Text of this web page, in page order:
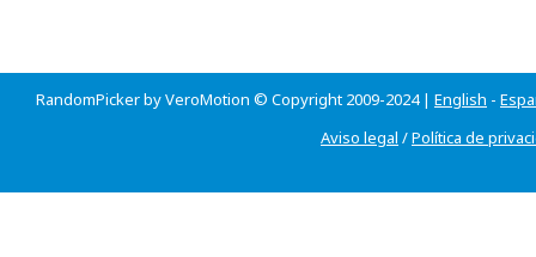
RandomPicker by VeroMotion © Copyright 2009-2024 | English -
Aviso legal /Política de